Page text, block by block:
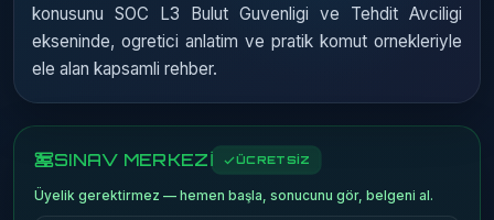
konusunu SOC L3 Bulut Guvenligi ve Tehdit Avciligi
ekseninde, ogretici anlatim ve pratik komut ornekleriyle
ele alan kapsamli rehber.
SINAV MERKEZİ ÜCRETSİZ
Üyelik gerektirmez — hemen başla, sonucunu gör, belgeni al.